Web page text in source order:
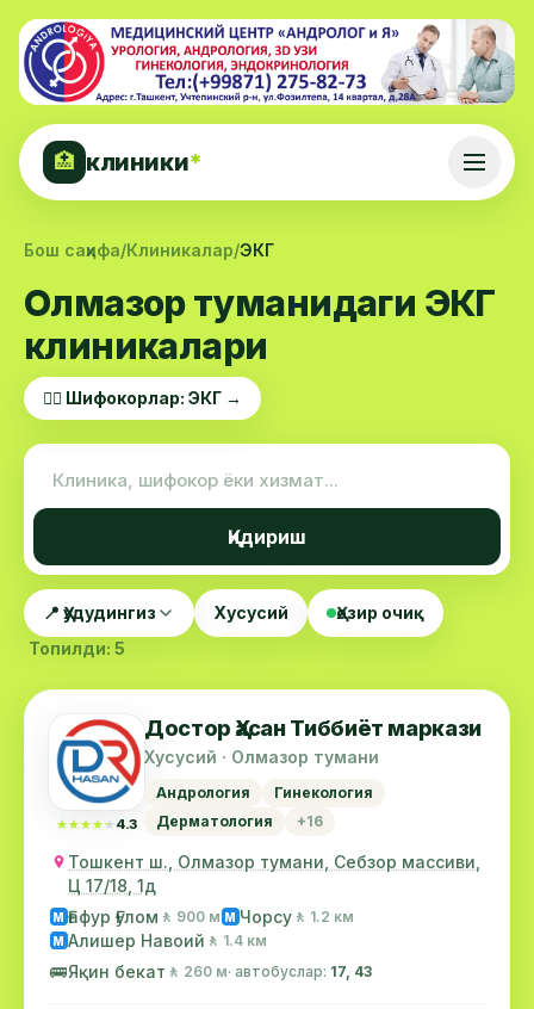
🏥 клиники*
Бош саҳифа/Клиникалар/ЭКГ
Олмазор туманидаги ЭКГ
клиникалари
👨‍⚕️ Шифокорлар: ЭКГ →
Қидириш
📍 Ҳудудингиз Хусусий
Ҳозир очиқ
Топилди: 5
★★★★★
★★★★★ 4.3
Достор Ҳасан Тиббиёт маркази
Хусусий · Олмазор тумани
Андрология
Гинекология
Дерматология
+16
Тошкент ш., Олмазор тумани, Себзор массиви,
Ц 17/18, 1д
М Ғафур Ғулом 🚶 900 м М Чорсу 🚶 1.2 км
М Алишер Навоий 🚶 1.4 км
🚌Яқин бекат 🚶 260 м· автобуслар: 17, 43